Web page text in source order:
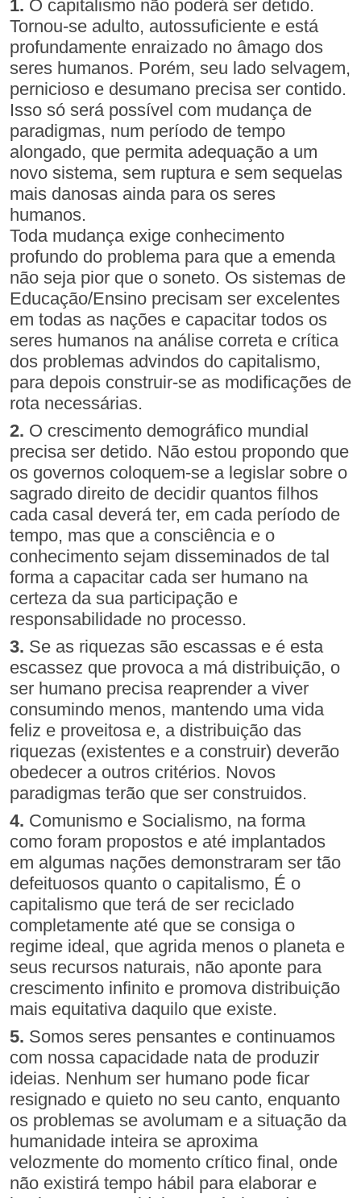
1. O capitalismo não poderá ser detido.
Tornou-se adulto, autossuficiente e está
profundamente enraizado no âmago dos
seres humanos. Porém, seu lado selvagem,
pernicioso e desumano precisa ser contido.
Isso só será possível com mudança de
paradigmas, num período de tempo
alongado, que permita adequação a um
novo sistema, sem ruptura e sem sequelas
mais danosas ainda para os seres
humanos.
Toda mudança exige conhecimento
profundo do problema para que a emenda
não seja pior que o soneto. Os sistemas de
Educação/Ensino precisam ser excelentes
em todas as nações e capacitar todos os
seres humanos na análise correta e crítica
dos problemas advindos do capitalismo,
para depois construir-se as modificações de
rota necessárias.
2. O crescimento demográfico mundial
precisa ser detido. Não estou propondo que
os governos coloquem-se a legislar sobre o
sagrado direito de decidir quantos filhos
cada casal deverá ter, em cada período de
tempo, mas que a consciência e o
conhecimento sejam disseminados de tal
forma a capacitar cada ser humano na
certeza da sua participação e
responsabilidade no processo.
3. Se as riquezas são escassas e é esta
escassez que provoca a má distribuição, o
ser humano precisa reaprender a viver
consumindo menos, mantendo uma vida
feliz e proveitosa e, a distribuição das
riquezas (existentes e a construir) deverão
obedecer a outros critérios. Novos
paradigmas terão que ser construidos.
4. Comunismo e Socialismo, na forma
como foram propostos e até implantados
em algumas nações demonstraram ser tão
defeituosos quanto o capitalismo, É o
capitalismo que terá de ser reciclado
completamente até que se consiga o
regime ideal, que agrida menos o planeta e
seus recursos naturais, não aponte para
crescimento infinito e promova distribuição
mais equitativa daquilo que existe.
5. Somos seres pensantes e continuamos
com nossa capacidade nata de produzir
ideias. Nenhum ser humano pode ficar
resignado e quieto no seu canto, enquanto
os problemas se avolumam e a situação da
humanidade inteira se aproxima
velozmente do momento crítico final, onde
não existirá tempo hábil para elaborar e